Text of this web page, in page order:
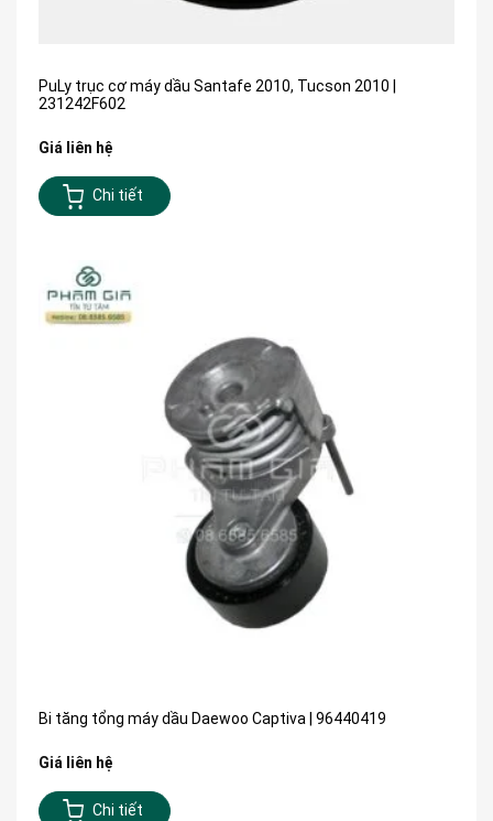
PuLy trục cơ máy dầu Santafe 2010, Tucson 2010 |
231242F602
Giá liên hệ
Chi tiết
Bi tăng tổng máy dầu Daewoo Captiva | 96440419
Giá liên hệ
Chi tiết